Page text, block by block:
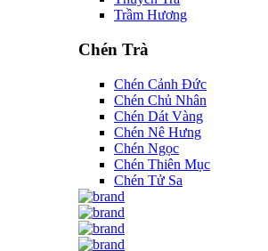
Trầm Hương
Chén Trà
Chén Cảnh Đức
Chén Chủ Nhân
Chén Dát Vàng
Chén Nê Hưng
Chén Ngọc
Chén Thiên Mục
Chén Tử Sa